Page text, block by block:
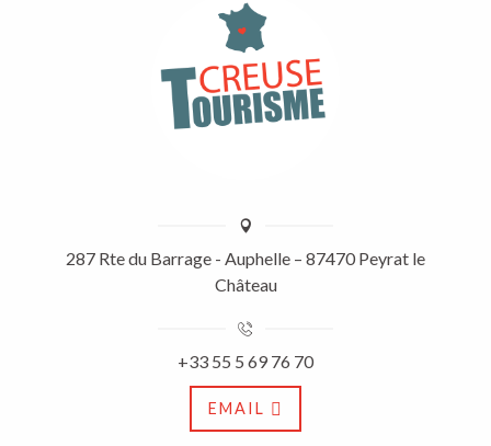
287 Rte du Barrage - Auphelle – 87470 Peyrat le
Château
+33 55 5 69 76 70
EMAIL